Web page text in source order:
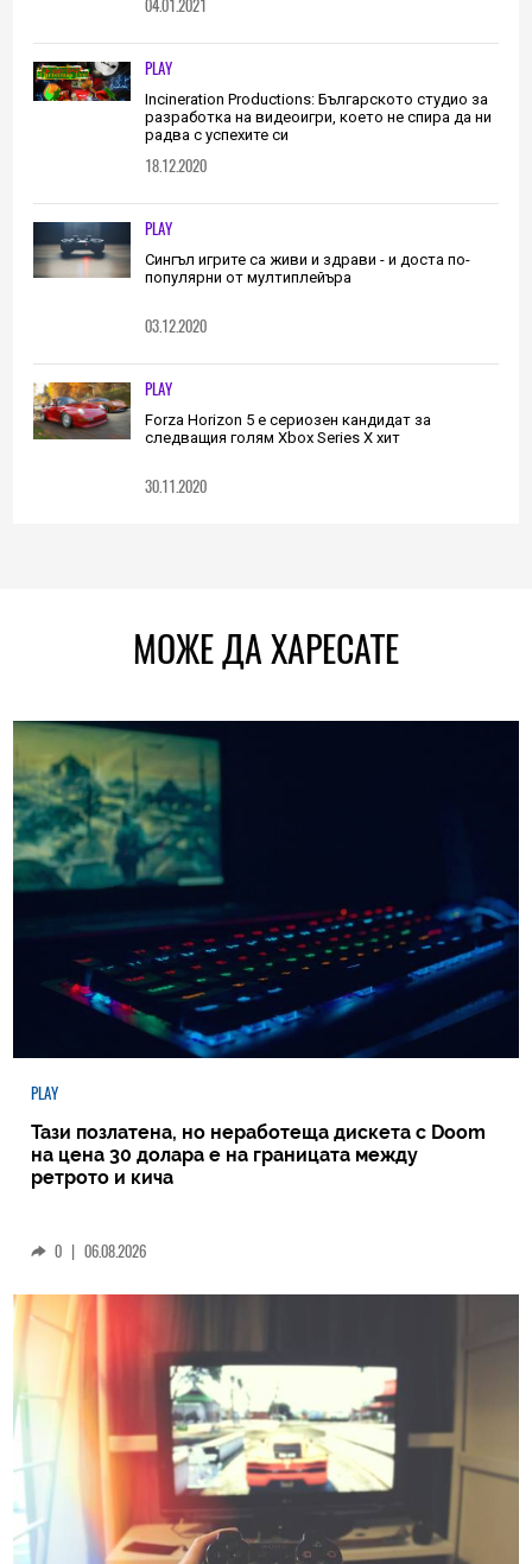
04.01.2021
PLAY
Incineration Productions: Българското студио за
разработка на видеоигри, което не спира да ни
радва с успехите си
18.12.2020
PLAY
Сингъл игрите са живи и здрави - и доста по-
популярни от мултиплейъра
03.12.2020
PLAY
Forza Horizon 5 е сериозен кандидат за
следващия голям Xbox Series X хит
30.11.2020
МОЖЕ ДА ХАРЕСАТЕ
PLAY
Тази позлатена, но неработеща дискета с Doom
на цена 30 долара е на границата между
ретрото и кича
0 | 06.08.2026